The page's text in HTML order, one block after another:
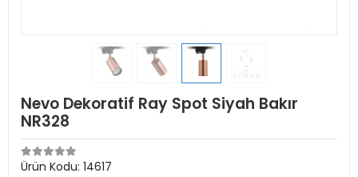
Nevo Dekoratif Ray Spot Siyah Bakır
NR328
Ürün Kodu: 14617